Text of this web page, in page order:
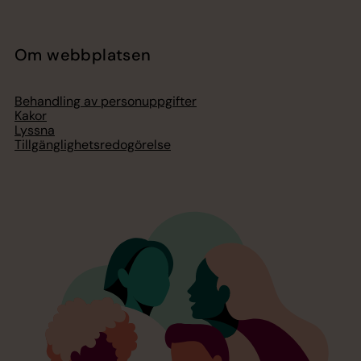
Om webbplatsen
Behandling av personuppgifter
Kakor
Lyssna
Tillgänglighetsredogörelse